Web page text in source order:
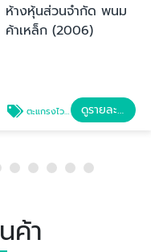
ห้างหุ้นส่วนจำกัด พนม
ค้าเหล็ก (2006)
ตะแกรงไวร์เมชราคาส่ง ดูรายละเอียด
ค้า